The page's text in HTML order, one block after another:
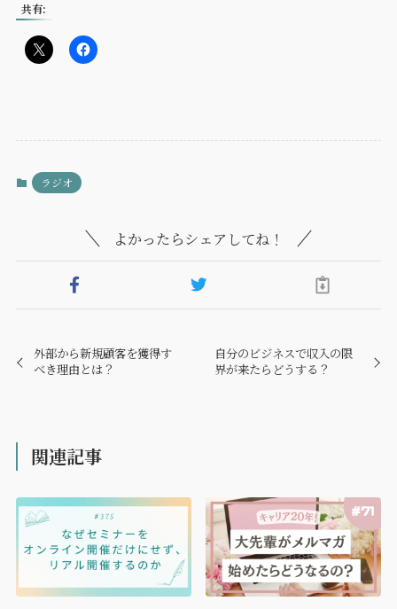
共有:
ラジオ
よかったらシェアしてね！
外部から新規顧客を獲得す
べき理由とは？
自分のビジネスで収入の限
界が来たらどうする？
関連記事